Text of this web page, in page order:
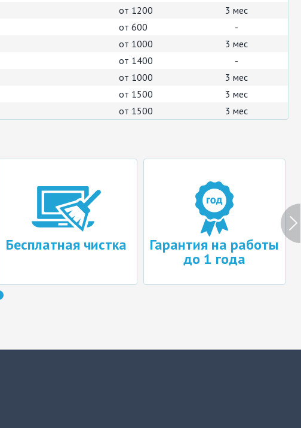
от 1200
3 мес
от 600
-
от 1000
3 мес
от 1400
-
от 1000
3 мес
от 1500
3 мес
от 1500 3 мес
Бесплатная чистка Гарантия на работы
до 1 года